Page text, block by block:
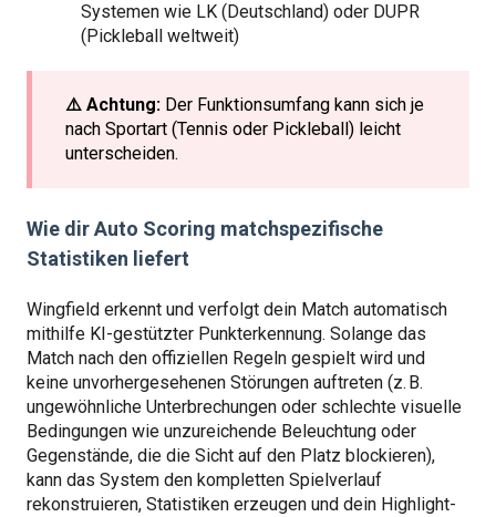
Systemen wie LK (Deutschland) oder DUPR
(Pickleball weltweit)
⚠️ Achtung: Der Funktionsumfang kann sich je
nach Sportart (Tennis oder Pickleball) leicht
unterscheiden.
Wie dir Auto Scoring matchspezifische
Statistiken liefert
Wingfield erkennt und verfolgt dein Match automatisch
mithilfe KI-gestützter Punkterkennung. Solange das
Match nach den offiziellen Regeln gespielt wird und
keine unvorhergesehenen Störungen auftreten (z. B.
ungewöhnliche Unterbrechungen oder schlechte visuelle
Bedingungen wie unzureichende Beleuchtung oder
Gegenstände, die die Sicht auf den Platz blockieren),
kann das System den kompletten Spielverlauf
rekonstruieren, Statistiken erzeugen und dein Highlight-